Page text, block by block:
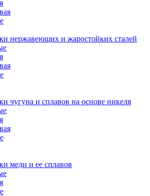
нержавеющих и жаростойких сталей
чугуна и сплавов на основе никеля
меди и ее сплавов